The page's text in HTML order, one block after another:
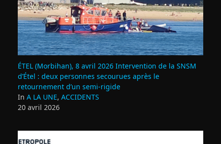
ÉTEL (Morbihan), 8 avril 2026 Intervention de la SNSM
d’Étel : deux personnes secourues après le
retournement d’un semi‑rigide
In A LA UNE, ACCIDENTS
20 avril 2026